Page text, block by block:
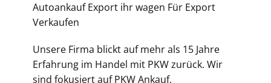
Autoankauf Export ihr wagen Für Export
Verkaufen
Unsere Firma blickt auf mehr als 15 Jahre
Erfahrung im Handel mit PKW zurück. Wir
sind fokusiert auf PKW Ankauf,